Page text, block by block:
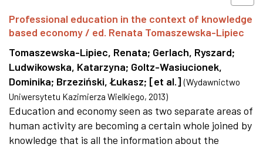
Professional education in the context of knowledge
based economy / ed. Renata Tomaszewska-Lipiec
Tomaszewska-Lipiec, Renata; Gerlach, Ryszard;
Ludwikowska, Katarzyna; Goltz-Wasiucionek,
Dominika; Brzeziński, Łukasz; [et al.] (Wydawnictwo
Uniwersytetu Kazimierza Wielkiego, 2013)
Education and economy seen as two separate areas of
human activity are becoming a certain whole joined by
knowledge that is all the information about the